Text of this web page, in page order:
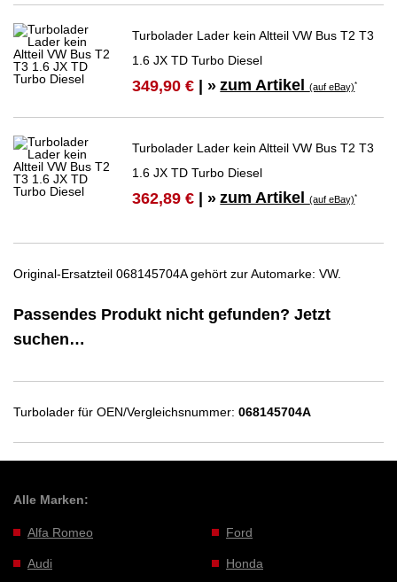
Turbolader Lader kein Altteil VW Bus T2 T3
1.6 JX TD Turbo Diesel
349,90 € | » zum Artikel(auf eBay)*
Turbolader Lader kein Altteil VW Bus T2 T3
1.6 JX TD Turbo Diesel
362,89 € | » zum Artikel(auf eBay)*
Original-Ersatzteil 068145704A gehört zur Automarke: VW.
Passendes Produkt nicht gefunden? Jetzt
suchen…
Turbolader für OEN/Vergleichsnummer: 068145704A
Alle Marken:
Alfa Romeo
Audi
Ford
Honda